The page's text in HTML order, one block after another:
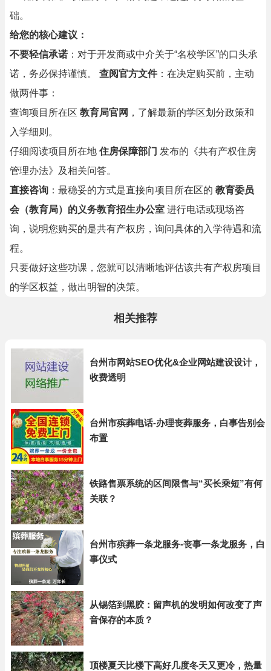
础。
给您的核心建议：
不要轻信承诺 ：对于开发商或中介关于“名校学区”的口头承
诺，务必保持谨慎。 查阅官方文件：在决定购买前，主动
做两件事：
查询项目所在区 教育局官网 ，了解最新的学区划分政策和
入学细则。
仔细阅读项目所在地 住房保障部门 发布的《共有产权住房
管理办法》及相关问答。
直接咨询 ：最稳妥的方式是直接向项目所在区的 教育委员
会（教育局）的义务教育招生办公室 进行电话或现场咨
询，说明您购买的是共有产权房，询问具体的入学待遇和流
程。
只要做好这些功课，您就可以清晰地评估该共有产权房项目
的学区权益，做出明智的决策。
相关推荐
台州市网站SEO优化&企业网站建设设计，
收费透明
台州市殡葬电话-办理丧葬服务，白事告别会
布置
铁路售票系统的区间限售与“买长乘短”有何
关联？
台州市殡葬一条龙服务-丧事一条龙服务，白
事仪式
从锡箔到黑胶：留声机的发明如何改变了声
音保存的本质？
顶楼夏天比楼下高好几度冬天又更冷，热量